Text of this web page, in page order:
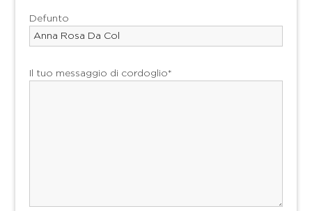
Defunto
Il tuo messaggio di cordoglio*